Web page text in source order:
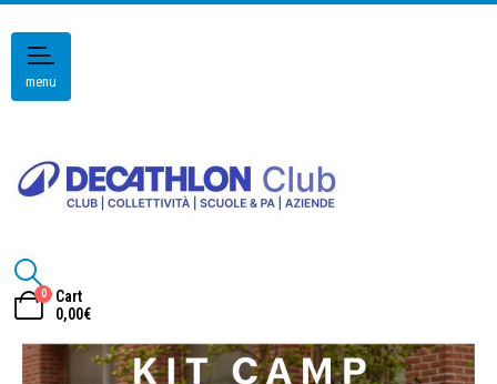
menu
0
Cart
0,00€